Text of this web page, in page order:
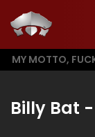
MY MOTTO,
Billy Bat